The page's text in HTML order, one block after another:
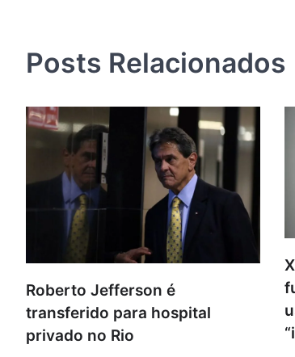
Posts Relacionados
Roberto Jefferson é
transferido para hospital
privado no Rio